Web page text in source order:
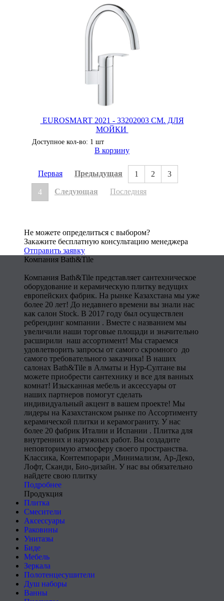
EUROSMART 2021 - 33202003 СМ. ДЛЯ
МОЙКИ
Доступное кол-во: 1 шт
В корзину
Первая Предыдущая 1 2 3
4 Следующая Последняя
Не можете определиться с выбором?
Закажите бесплатную консультацию менеджера
Отправить заявку
Компания Bath&Tile
Компания Bath&Tile представляет сантехническое
оборудование и керамическую плитку ведущих
европейских фабрик. На рынке Казахстана мы уже
более 20 лет! До недавнего времени вы знали нас
как салон Stock. В 2017 году был осуществлен
ребрендинг компании . Вместе с названием мы
увеличили наши торговые площади и значительно
расширили наш ассортимент! Мы стараемся
удовлетворить запросы от самого скромного до
самого требовательного заказчика! В наших
салонах Bath&Tile в Алматы и Нур-Султане вы
можете приобрести сантехнику и все для ванных
комнат! Изысканная мебель и аксессуары от
наших партнеров помогут сделать
индивидуальный акцент в вашем проекте! Мы
лидеры на Казахстанском рынке по Ассортименту
керамической плитки и керамограниту. У нас
более 20 фабрик Италии и Испании . Плитка для
внутренних и наружных работ. Вы создадите
неповторимую атмосферу своего пространства.
Классика, Контемпорари ,Минимализм, Ар-Деко,
Лофт, Сканди, Био-дизайн. У нас вы обязательно
найдете свою плитку
Подробнее
Продукция
Плитка
Смесители
Аксессуары
Раковины
Унитазы
Биде
Мебель
Зеркала
Полотенцесушители
Душ наборы
Ванны